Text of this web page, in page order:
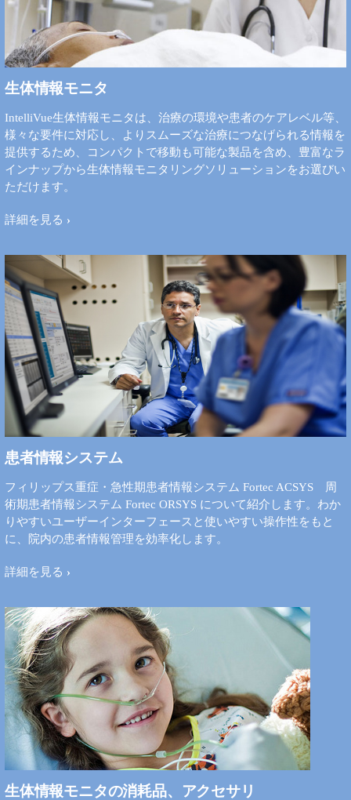
生体情報モニタ
IntelliVue生体情報モニタは、治療の環境や患者のケアレベル等、
様々な要件に対応し、よりスムーズな治療につなげられる情報を
提供するため、コンパクトで移動も可能な製品を含め、豊富なラ
インナップから生体情報モニタリングソリューションをお選びい
ただけます。
詳細を見る
患者情報システム
フィリップス重症・急性期患者情報システム Fortec ACSYS 周
術期患者情報システム Fortec ORSYS について紹介します。わか
りやすいユーザーインターフェースと使いやすい操作性をもと
に、院内の患者情報管理を効率化します。
詳細を見る
生体情報モニタの消耗品、アクセサリ